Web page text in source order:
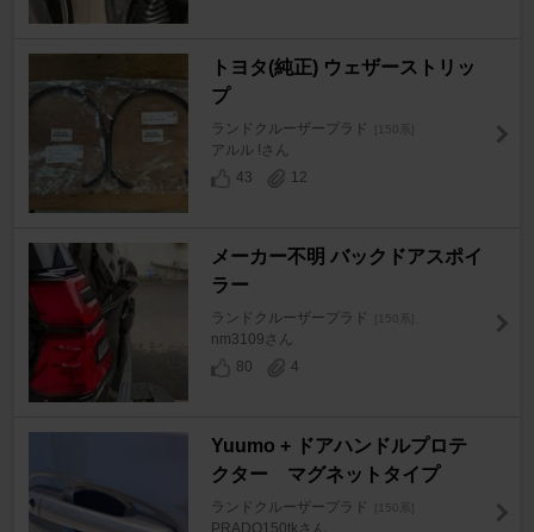
トヨタ(純正) ウェザーストリッ
プ
ランドクルーザープラド
アルル !さん
43
12
メーカー不明 バックドアスポイ
ラー
ランドクルーザープラド
nm3109さん
80
4
Yuumo + ドアハンドルプロテ
クター マグネットタイプ
ランドクルーザープラド